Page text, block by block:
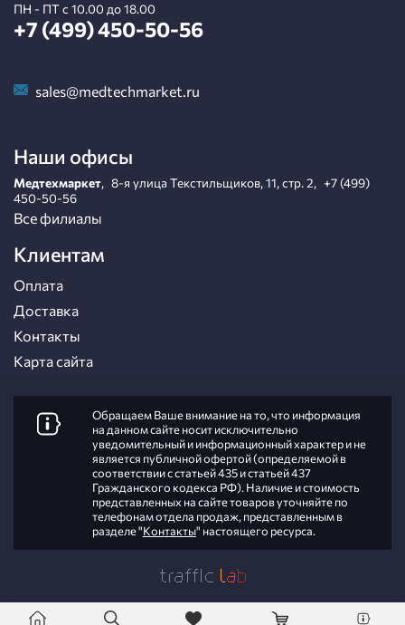
ПН - ПТ с 10.00 до 18.00
+7 (499) 450-50-56
sales@medtechmarket.ru
Наши офисы
Медтехмаркет, 8-я улица Текстильщиков, 11, стр. 2, +7 (499)
450-50-56
Все филиалы
Клиентам
Оплата
Доставка
Контакты
Карта сайта
Обращаем Ваше внимание на то, что информация
на данном сайте носит исключительно
уведомительный и информационный характер и не
является публичной офертой (определяемой в
соответствии с статьей 435 и статьей 437
Гражданского кодекса РФ). Наличие и стоимость
представленных на сайте товаров уточняйте по
телефонам отдела продаж, представленным в
разделе "Контакты" настоящего ресурса.